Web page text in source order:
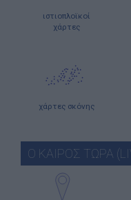
ιστιοπλοϊκοί
χάρτες
χάρτες σκόνης
Ο ΚΑΙΡΟΣ ΤΩΡΑ